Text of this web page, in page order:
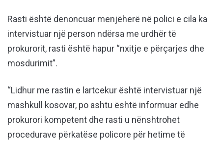
Rasti është denoncuar menjëherë në polici e cila ka
intervistuar një person ndërsa me urdhër të
prokurorit, rasti është hapur “nxitje e përçarjes dhe
mosdurimit”.
“Lidhur me rastin e lartcekur është intervistuar një
mashkull kosovar, po ashtu është informuar edhe
prokurori kompetent dhe rasti u nënshtrohet
procedurave përkatëse policore për hetime të